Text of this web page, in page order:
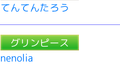
てんてんたろう
グリンピース
nenolia